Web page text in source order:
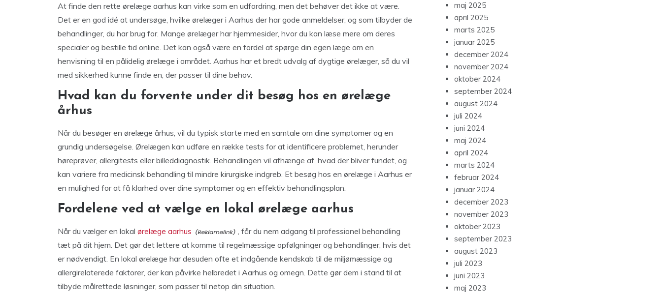
At finde den rette ørelæge aarhus kan virke som en udfordring, men det behøver det ikke at være.
Det er en god idé at undersøge, hvilke ørelæger i Aarhus der har gode anmeldelser, og som tilbyder de
behandlinger, du har brug for. Mange ørelæger har hjemmesider, hvor du kan læse mere om deres
specialer og bestille tid online. Det kan også være en fordel at spørge din egen læge om en
henvisning til en pålidelig ørelæge i området. Aarhus har et bredt udvalg af dygtige ørelæger, så du vil
med sikkerhed kunne finde en, der passer til dine behov.
Hvad kan du forvente under dit besøg hos en ørelæge
århus
Når du besøger en ørelæge århus, vil du typisk starte med en samtale om dine symptomer og en
grundig undersøgelse. Ørelægen kan udføre en række tests for at identificere problemet, herunder
høreprøver, allergitests eller billeddiagnostik. Behandlingen vil afhænge af, hvad der bliver fundet, og
kan variere fra medicinsk behandling til mindre kirurgiske indgreb. Et besøg hos en ørelæge i Aarhus er
en mulighed for at få klarhed over dine symptomer og en effektiv behandlingsplan.
Fordelene ved at vælge en lokal ørelæge aarhus
Når du vælger en lokal ørelæge aarhus
, får du nem adgang til professionel behandling
tæt på dit hjem. Det gør det lettere at komme til regelmæssige opfølgninger og behandlinger, hvis det
er nødvendigt. En lokal ørelæge har desuden ofte et indgående kendskab til de miljømæssige og
allergirelaterede faktorer, der kan påvirke helbredet i Aarhus og omegn. Dette gør dem i stand til at
tilbyde målrettede løsninger, som passer til netop din situation.
maj 2025
april 2025
marts 2025
januar 2025
december 2024
november 2024
oktober 2024
september 2024
august 2024
juli 2024
juni 2024
maj 2024
april 2024
marts 2024
februar 2024
januar 2024
december 2023
november 2023
oktober 2023
september 2023
august 2023
juli 2023
juni 2023
maj 2023